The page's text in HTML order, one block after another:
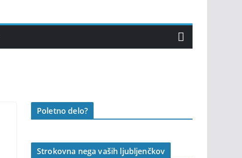
Poletno delo?
Strokovna nega vaših ljubljenčkov